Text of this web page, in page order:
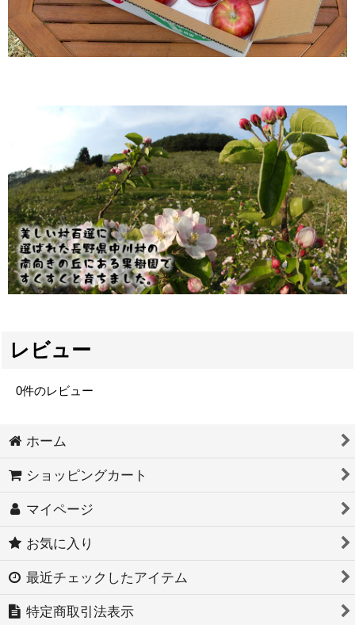
レビュー
0件のレビュー
ホーム
ショッピングカート
マイページ
お気に入り
最近チェックしたアイテム
特定商取引法表示